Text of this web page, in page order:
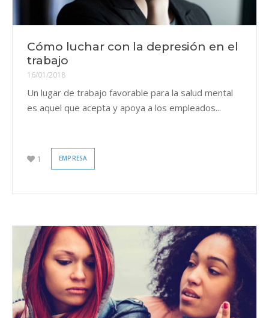
Cómo luchar con la depresión en el
trabajo
16/01/2018
Un lugar de trabajo favorable para la salud mental
es aquel que acepta y apoya a los empleados...
1 EMPRESA